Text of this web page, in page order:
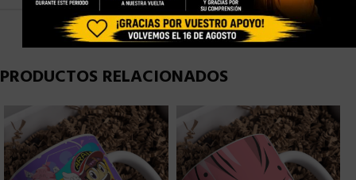
PRODUCTOS RELACIONADOS